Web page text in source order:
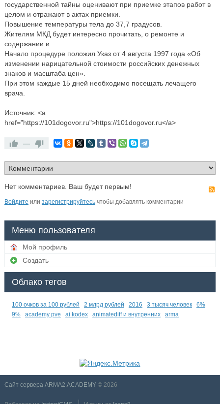
государственной тайны оценивают при приемке этапов работ в
целом и отражают в актах приемки.
Повышение температуры тела до 37,7 градусов.
Жителям МКД будет интересно прочитать, о ремонте и
содержании и.
Начало процедуре положил Указ от 4 августа 1997 года «Об
изменении нарицательной стоимости российских денежных
знаков и масштаба цен».
При этом каждые 15 дней необходимо посещать лечащего
врача.
Источник: <a
href="https://101dogovor.ru">https://101dogovor.ru</a>
—
Нет комментариев. Ваш будет первым!
Войдите или зарегистрируйтесьчтобы добавлять комментарии
Меню пользователя
Мой профиль
Создать
Облако тегов
100 очков за 100 рублей 2 млрд рублей 2016 3 тысяч человек
6%
9%
academy pve ai kodex animatediff и внутренних arma
Сайт сервера ARMA2.ACADEMY© 2026